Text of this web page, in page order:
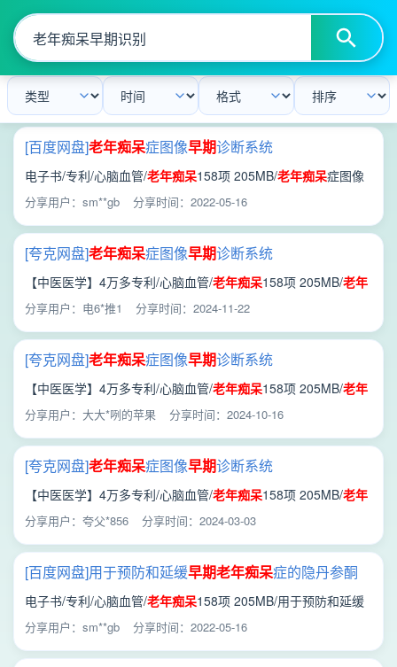
[百度网盘]老年痴呆症图像早期诊断系统
_201210346787.8.pdf
电子书/专利/心脑血管/老年痴呆 158项 205MB/老年痴呆症图像
早期诊断系统_201210346787.8.pdf
分享用户：sm**gb 分享时间：2022-05-16
[夸克网盘]老年痴呆症图像早期诊断系统
【中医医学】4万多专利/心脑血管/老年痴呆 158项 205MB/老年
痴呆症图像 早期诊断系统_201210346787.8.pdf
分享用户：电6*推1 分享时间：2024-11-22
[夸克网盘]老年痴呆症图像早期诊断系统
【中医医学】4万多专利/心脑血管/老年痴呆 158项 205MB/老年
痴呆症图像 早期诊断系统_201210346787.8.pdf
分享用户：大大*咧的苹果 分享时间：2024-10-16
[夸克网盘]老年痴呆症图像早期诊断系统
【中医医学】4万多专利/心脑血管/老年痴呆 158项 205MB/老年
痴呆症图像 早期 诊断系统_201210346787.8.pdf
分享用户：夸父*856 分享时间：2024-03-03
[百度网盘]用于预防和延缓早期老年痴呆症的隐丹参酮
电子书/专利/心脑血管/老年痴呆
158项 205MB/用于预防和延缓
早期老年痴呆 症的隐丹参酮_01819759.0.pdf
分享用户：sm**gb 分享时间：2022-05-16